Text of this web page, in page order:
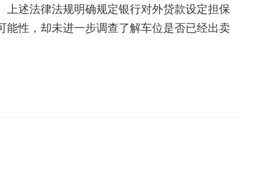
述法律法规明确规定银行对外贷款设定担保
能性，却未进一步调查了解车位是否已经出卖